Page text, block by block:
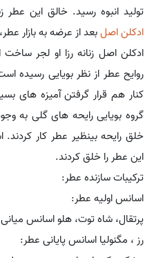
تولید انبوه رسید. خالق این عطر
ادکلن اصلبعد از عرضه به بازار
ادکلن اصل زنانه رزا او لجر
کنار هم قرار گرفتن آمیزه های
گروه بویایی رایحه های گلی به
خلق رایحه بینظیر عطر کار
این عطر را خلق کردند.
ترکیبات سازنده عطر:
اسانس اولیه عطر:
پرتقال، شاه توت، هلو اسانس
رز ، مگنولیا اسانس پایانی عطر: